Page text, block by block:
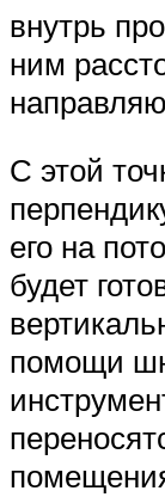
внутрь
ним
С этой
его на
будет
помощи